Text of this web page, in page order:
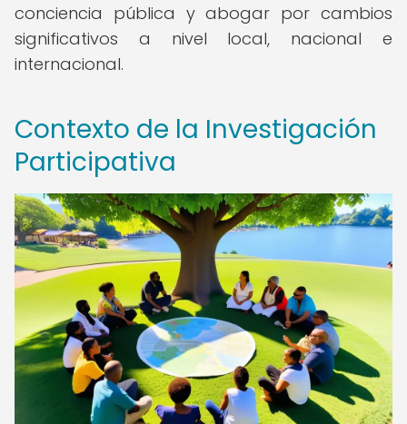
conciencia pública y abogar por cambios
significativos a nivel local, nacional e
internacional.
Contexto de la Investigación
Participativa